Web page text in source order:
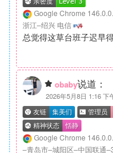
Google Chrome
浙江–绍兴 电信
总觉得这草台班子迟早
obaby说道：
2026年5月8日 1:16 下
Google Chrome
–青岛市–城阳区–中国联通